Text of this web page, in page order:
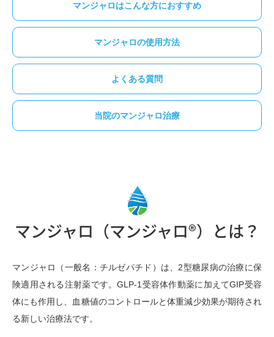
マンジャロはこんな方におすすめ
マンジャロの使用方法
よくある質問
当院のマンジャロ治療
マンジャロ（マンジャロ®）とは？
マンジャロ（一般名：チルゼパチド）は、2型糖尿病の治療に保
険適用される注射薬です。GLP-1受容体作動薬に加えてGIP受容
体にも作用し、血糖値のコントロールと体重減少効果が期待され
る新しい治療法です。